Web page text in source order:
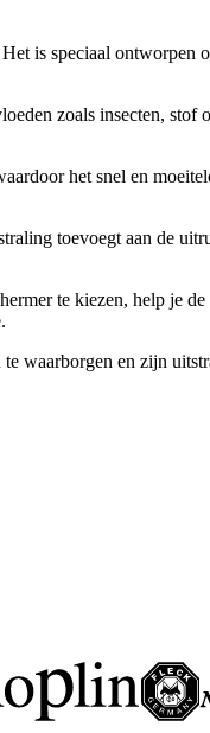
is speciaal ontworpen
zoals insecten,
het snel en
toevoegt aan de
te kiezen, help je
waarborgen en zijn